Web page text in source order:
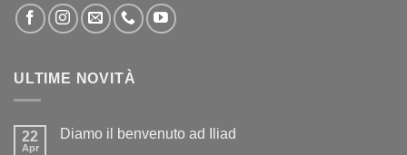
ULTIME NOVITÀ
22
Apr
Diamo il benvenuto ad Iliad